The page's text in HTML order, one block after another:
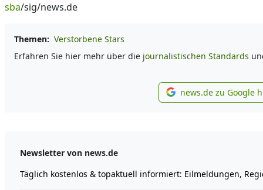
sba/sig/news.de
Themen: Verstorbene Stars
Erfahren Sie hier mehr über die journalistischen Standards
news.de zu Google
Newsletter von news.de
Täglich kostenlos & topaktuell informiert: Eilmeldungen,